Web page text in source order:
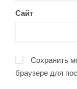
Сайт
Сохранить
браузере для